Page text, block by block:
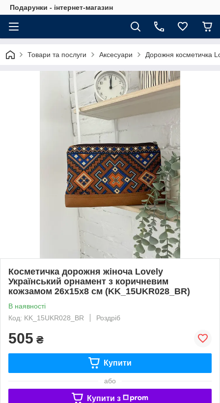
Подарунки - інтернет-магазин
Товари та послуги Аксесуари Дорожня косметичка
Косметичка дорожня жіноча Lovely
Український орнамент з коричневим
кожзамом 26x15x8 см (KK_15UKR028_BR)
В наявності
Код: KK_15UKR028_BR
Роздріб
505 ₴
Купити
або
Купити з